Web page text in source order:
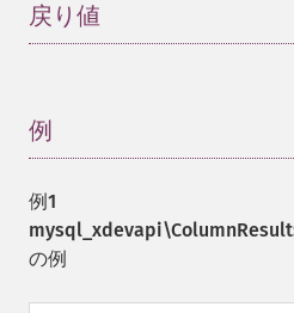
戻り値
例
例1
の例